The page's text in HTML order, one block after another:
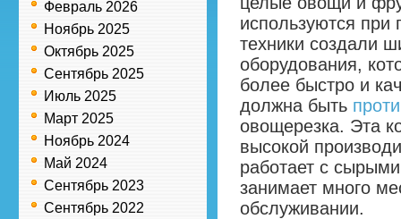
Февраль 2026
Ноябрь 2025
Октябрь 2025
Сентябрь 2025
Июль 2025
Март 2025
Ноябрь 2024
Май 2024
Сентябрь 2023
Сентябрь 2022
используются при
техники создали
оборудования,
более быстро и
должна быть
овощерезка. Эта
высокой
работает с
занимает много
обслуживании.